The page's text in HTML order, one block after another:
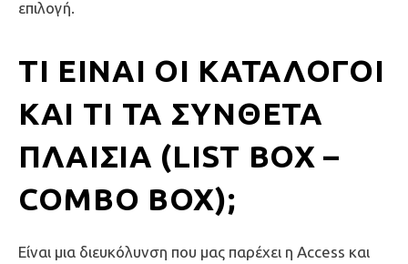
επιλογή.
ΤΙ ΕΊΝΑΙ ΟΙ ΚΑΤΆΛΟΓΟΙ
ΚΑΙ ΤΙ ΤΑ ΣΎΝΘΕΤΑ
ΠΛΑΊΣΙΑ (LIST BOX –
COMBO BOX);
Είναι μια διευκόλυνση που μας παρέχει η Access και